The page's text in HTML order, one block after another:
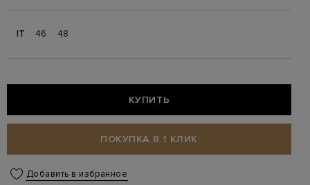
IT 46 48
КУПИТЬ
ПОКУПКА В 1 КЛИК
Добавить в избранное